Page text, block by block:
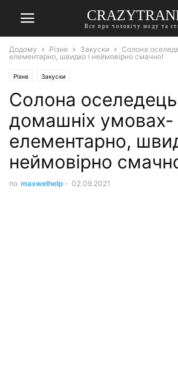
Все про чоловічу моду та
Додому Різне Закуски
Солона
елементарно, швидко і неймовірно смачно!
Різне Закуски
Солона
домашніх умовах-
елементарно,
неймовірно
по maxwelhelp - 02.09.2021